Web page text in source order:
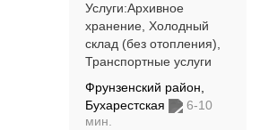
ответственного
хранения в холодном
складе; Паллетная,
ручная пог...
Услуги:Архивное
хранение, Холодный
склад (без отопления),
Транспортные услуги
Фрунзенский район,
Бухарестская
6-10
мин.